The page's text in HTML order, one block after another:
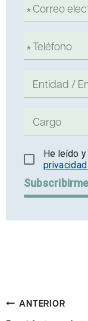
He leído
Subscribirme
Navegación
ANTERIOR